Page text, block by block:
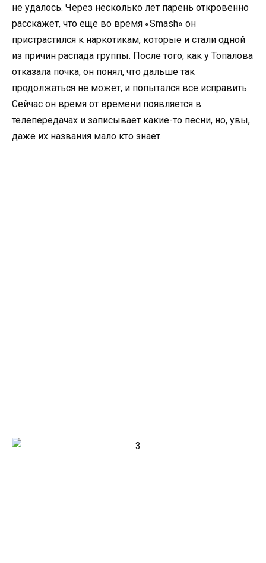
не удалось. Через несколько лет парень откровенно
расскажет, что еще во время «Smash» он
пристрастился к наркотикам, которые и стали одной
из причин распада группы. После того, как у Топалова
отказала почка, он понял, что дальше так
продолжаться не может, и попытался все исправить.
Сейчас он время от времени появляется в
телепередачах и записывает какие-то песни, но, увы,
даже их названия мало кто знает.